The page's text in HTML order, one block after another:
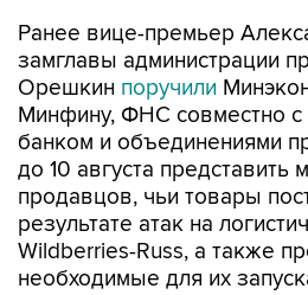
Ранее вице-премьер
замглавы администрации
Орешкин поручили
Минфину, ФНС совместно
банком и объединениями
до 10 августа
продавцов, чьи товары
результате атак на
Wildberries-Russ, а также
необходимые для их